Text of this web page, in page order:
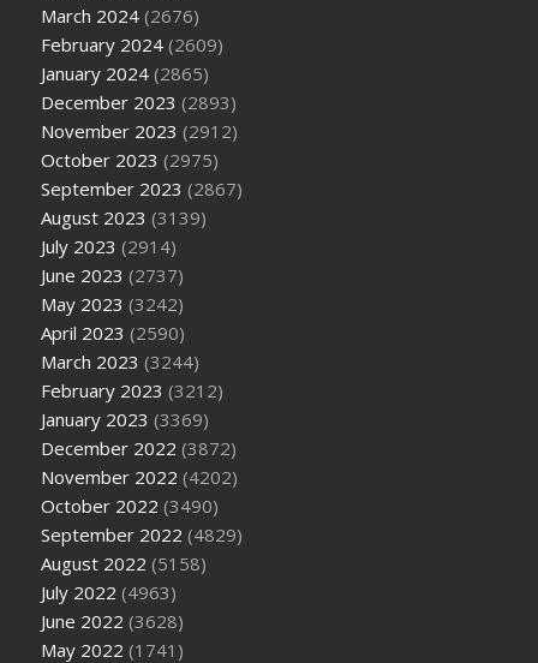
March 2024 (2676)
February 2024 (2609)
January 2024 (2865)
December 2023 (2893)
November 2023 (2912)
October 2023 (2975)
September 2023 (2867)
August 2023 (3139)
July 2023 (2914)
June 2023 (2737)
May 2023 (3242)
April 2023 (2590)
March 2023 (3244)
February 2023 (3212)
January 2023 (3369)
December 2022 (3872)
November 2022 (4202)
October 2022 (3490)
September 2022 (4829)
August 2022 (5158)
July 2022 (4963)
June 2022 (3628)
May 2022 (1741)